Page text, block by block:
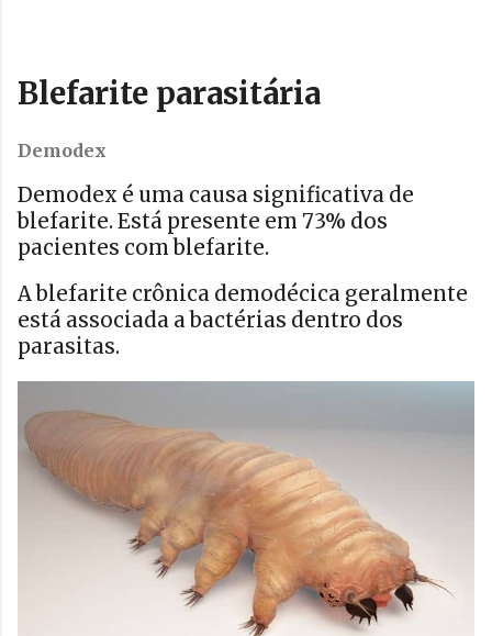
Blefarite parasitária
Demodex
Demodex é uma causa significativa de
blefarite. Está presente em 73% dos
pacientes com blefarite.
A blefarite crônica demodécica geralmente
está associada a bactérias dentro dos
parasitas.